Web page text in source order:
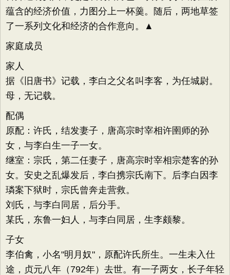
蕴含的经济价值，力图分上一杯羹。随后，两地草签
了一系列文化和经济的合作意向。▲
家庭成员
家人
据《旧唐书》记载，李白之父名叫李客，为任城尉。
母，无记载。
配偶
原配：许氏，结发妻子，唐高宗时宰相许圉师的孙
女，与李白生一子一女。
继室：宗氏，第二任妻子，唐高宗时宰相宗楚客的孙
女。安史之乱爆发后，李白携宗氏南下。后李白因李
璘案下狱时，宗氏曾奔走营救。
刘氏，与李白同居，后分手。
某氏，东鲁一妇人，与李白同居，生李颇黎。
子女
李伯禽，小名"明月奴"，原配许氏所生。一生未入仕
途，贞元八年（792年）去世。有一子两女，长子年轻